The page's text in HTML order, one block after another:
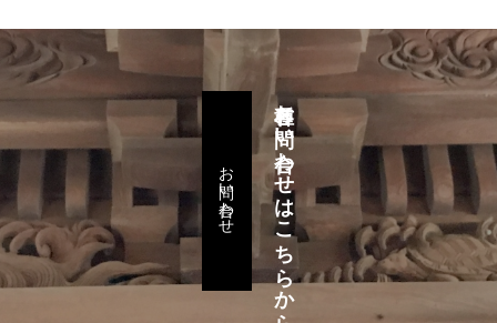
各種お問い合わせはこちらから
お問い合わせ